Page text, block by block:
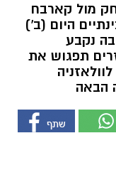
מול קארבח
היום (ב')
נקבע
תפגוש את
הבאה